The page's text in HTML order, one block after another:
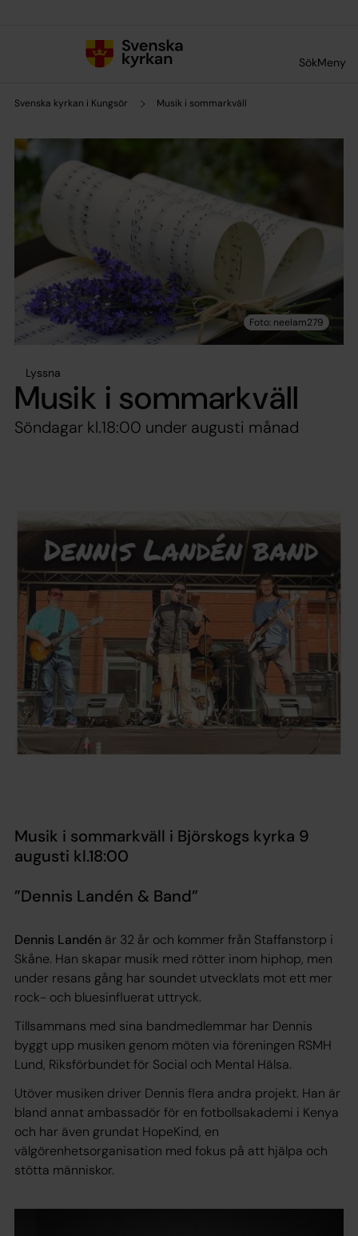
SökMeny
Svenska kyrkan i Kungsör Musik i sommarkväll
Lyssna
Musik i sommarkväll
Söndagar kl.18:00 under augusti månad
Musik i sommarkväll i Björskogs kyrka 9
augusti kl.18:00
”Dennis Landén & Band”
Dennis Landén är 32 år och kommer från Staffanstorp i
Skåne. Han skapar musik med rötter inom hiphop, men
under resans gång har soundet utvecklats mot ett mer
rock- och bluesinfluerat uttryck.
Tillsammans med sina bandmedlemmar har Dennis
byggt upp musiken genom möten via föreningen RSMH
Lund, Riksförbundet för Social och Mental Hälsa.
Utöver musiken driver Dennis flera andra projekt. Han är
bland annat ambassadör för en fotbollsakademi i Kenya
och har även grundat HopeKind, en
välgörenhetsorganisation med fokus på att hjälpa och
stötta människor.